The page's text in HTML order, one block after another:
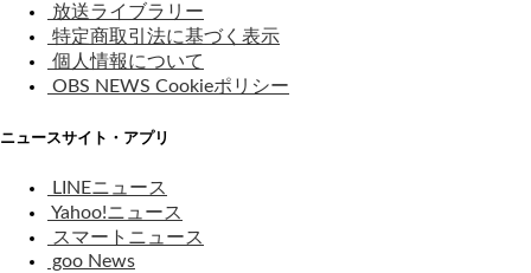
放送ライブラリー
特定商取引法に基づく表示
個人情報について
OBS NEWS Cookieポリシー
ニュースサイト・アプリ
LINEニュース
Yahoo!ニュース
スマートニュース
goo News